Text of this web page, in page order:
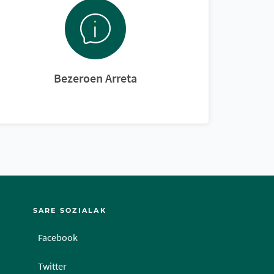
Bezeroen Arreta
SARE SOZIALAK
Facebook
Twitter